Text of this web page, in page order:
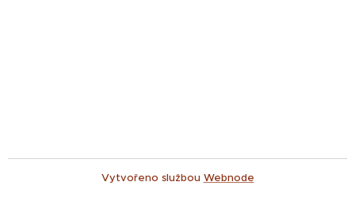
Vytvořeno službou Webnode